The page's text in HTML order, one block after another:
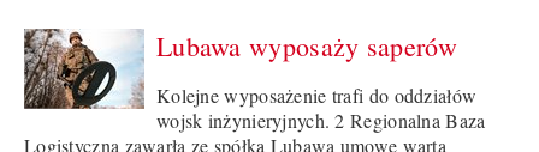
Lubawa wyposaży saperów
Kolejne wyposażenie trafi do oddziałów
wojsk inżynieryjnych. 2 Regionalna Baza
Logistyczna zawarła ze spółką Lubawa umowę wartą